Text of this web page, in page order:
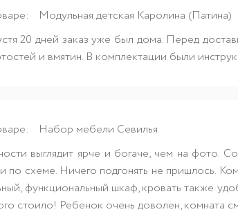
Модульная детская Каролина (Патина)
20 дней заказ уже был дома. Перед
и вмятин. В комплектации были
Набор мебели Севилья
выглядит ярче и богаче, чем на фото.
схеме. Ничего подгонять не пришлось.
функциональный шкаф, кровать также
стоило! Ребенок очень доволен, комната